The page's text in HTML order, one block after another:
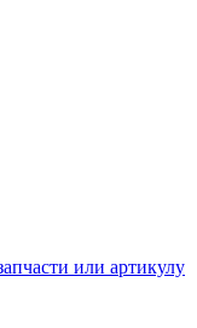
или артикулу